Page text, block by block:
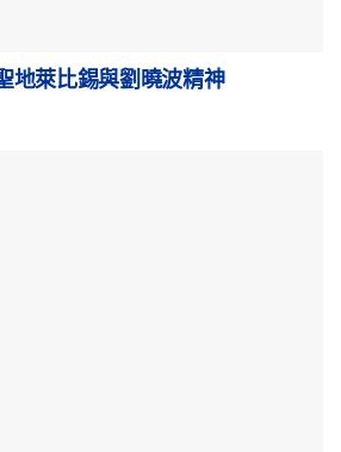
地萊比錫與劉曉波精神